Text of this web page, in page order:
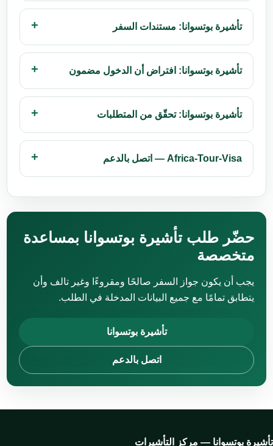
تأشيرة بوتسوانا: مستندات السفر
تأشيرة بوتسوانا: افتراض أن الدخول مضمون
تأشيرة بوتسوانا: تحقّق من المتطلبات
Africa-Tour-Visa — اتصل بالدعم
حضّر طلب تأشيرة بوتسوانا بمساعدة
متخصصة
يجب أن يكون جواز السفر صالحًا ومقروءًا وغير تالف وأن
يتطابق تمامًا مع جميع البيانات المدخلة في الطلب.
تأشيرة بوتسوانا
اتصل بالدعم
تأشيرة بوتسوانا — مركز التأشيرات